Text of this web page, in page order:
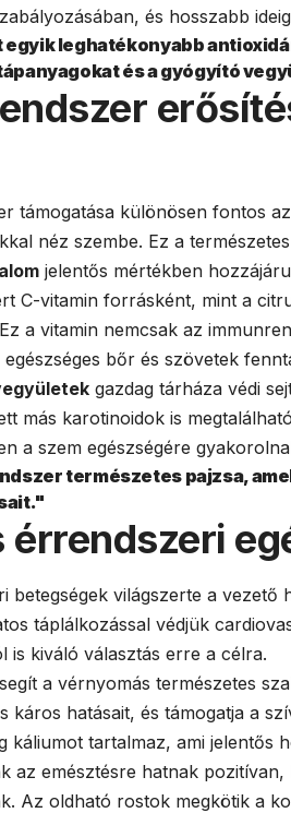
és hosszabb
leghatékonyabb
és a gyógyító
támogatása különösen fontos
néz szembe. Ez a
jelentős mértékben
C-vitamin forrásként, mint a
a vitamin nemcsak az
egészséges bőr és szövetek
gazdag tárháza védi
más karotinoidok is
a szem egészségére
természetes pajzsa,
érrendszeri
betegségek világszerte a
táplálkozással védjük
is kiváló választás erre a célra.
segít a vérnyomás természetes
káros hatásait, és támogatja a
káliumot tartalmaz, ami jelentős
az emésztésre hatnak
Az oldható rostok megkötik a